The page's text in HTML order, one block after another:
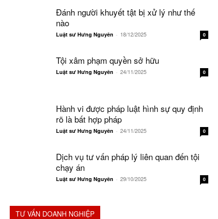
Đánh người khuyết tật bị xử lý như thế
nào
Luật sư Hưng Nguyên - 18/12/2025 0
Tội xâm phạm quyền sở hữu
Luật sư Hưng Nguyên - 24/11/2025 0
Hành vi được pháp luật hình sự quy định
rõ là bất hợp pháp
Luật sư Hưng Nguyên - 24/11/2025 0
Dịch vụ tư vấn pháp lý liên quan đến tội
chạy án
Luật sư Hưng Nguyên - 29/10/2025 0
TƯ VẤN DOANH NGHIỆP